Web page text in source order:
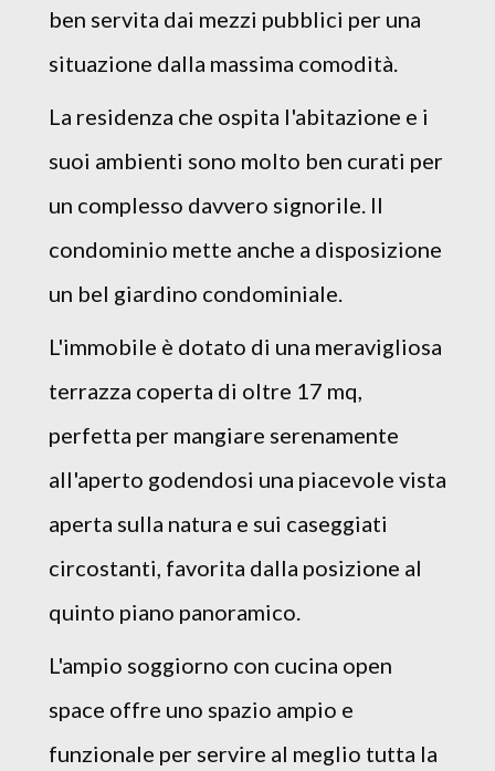
ben servita dai mezzi pubblici per una
situazione dalla massima comodità.
La residenza che ospita l'abitazione e i
suoi ambienti sono molto ben curati per
un complesso davvero signorile. Il
condominio mette anche a disposizione
un bel giardino condominiale.
L'immobile è dotato di una meravigliosa
terrazza coperta di oltre 17 mq,
perfetta per mangiare serenamente
all'aperto godendosi una piacevole vista
aperta sulla natura e sui caseggiati
circostanti, favorita dalla posizione al
quinto piano panoramico.
L'ampio soggiorno con cucina open
space offre uno spazio ampio e
funzionale per servire al meglio tutta la